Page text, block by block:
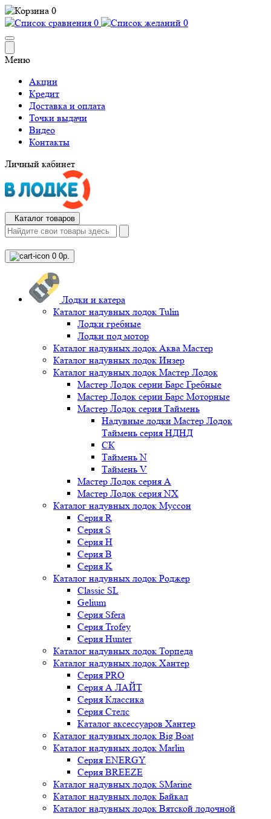
0
0
0
Меню
Акции
Кредит
Доставка и оплата
Точки выдачи
Видео
Контакты
Личный кабинет
Каталог товаров
0 0р.
Лодки и катера
Каталог надувных лодок Tulin
Лодки гребные
Лодки под мотор
Каталог надувных лодок Аква Мастер
Каталог надувных лодок Инзер
Каталог надувных лодок Мастер Лодок
Мастер Лодок серии Барс Гребные
Мастер Лодок серии Барс Моторные
Мастер Лодок серия Таймень
Надувные лодки Мастер Лодок
Таймень серия НДНД
СК
Таймень N
Таймень V
Мастер Лодок серия А
Мастер Лодок серия NX
Каталог надувных лодок Муссон
Серия R
Серия S
Серия H
Серия B
Серия K
Каталог надувных лодок Роджер
Classic SL
Gelium
Серия Sfera
Серия Trofey
Серия Hunter
Каталог надувных лодок Торпеда
Каталог надувных лодок Хантер
Серия PRO
Серия А ЛАЙТ
Серия Классика
Серия Стелс
Каталог аксессуаров Хантер
Каталог надувных лодок Big Boat
Каталог надувных лодок Marlin
Серия ENERGY
Серия BREEZE
Каталог надувных лодок SMarine
Каталог надувных лодок Байкал
Каталог надувных лодок Вятской лодочной